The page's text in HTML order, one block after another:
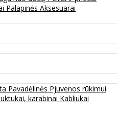
Palapinės Aksesuarai
Pavadėlinės Pjuvenos rūkimui
karabinai Kabliukai